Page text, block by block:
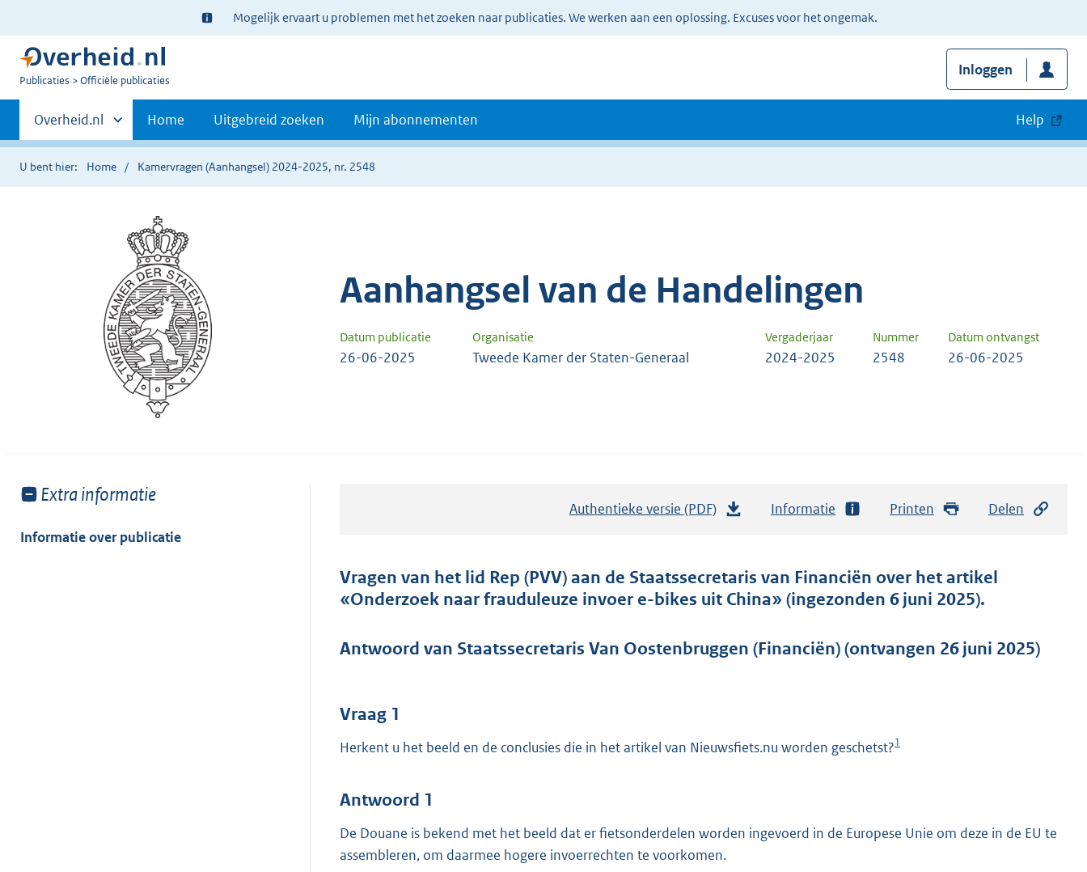
Ter
informatie:
Mogelijk ervaart u problemen met het zoeken naar publicaties. We werken aan een oplossing. Excuses voor het ongemak.
U
Publicaties Officiële publicaties
Inloggen
Primaire
navigatie
Andere
sites
binnen
Overheid.nl Home Uitgebreid zoeken Mijn abonnementen Help
U bent hier: Home Kamervragen (Aanhangsel) 2024-2025, nr. 2548
Aanhangsel van de Handelingen
Datum publicatie Organisatie Vergaderjaar Nummer Datum ontvangst
26-06-2025 Tweede Kamer der Staten-Generaal 2024-2025 2548 26-06-2025
Toon
van:
Extra informatie
Informatie over publicatie
Authentieke versie (PDF)
t
a
s
o
:
3
Informatie Printen Delen
Vragen van het lid Rep (PVV) aan de Staatssecretaris van Financiën over het artikel
«Onderzoek naar frauduleuze invoer e-bikes uit China» (ingezonden 6 juni 2025).
Antwoord van Staatssecretaris Van Oostenbruggen (Financiën) (ontvangen 26 juni 2025)
Vraag 1
Herkent u het beeld en de conclusies die in het artikel van Nieuwsfiets.nu worden geschetst?1
Antwoord 1
De Douane is bekend met het beeld dat er fietsonderdelen worden ingevoerd in de Europese Unie om deze in de EU te
assembleren, om daarmee hogere invoerrechten te voorkomen.